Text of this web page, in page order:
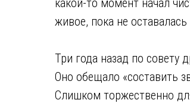
какой-то момент начал
живое, пока не
Три года назад по совету
Оно обещало «составить
Слишком торжественно